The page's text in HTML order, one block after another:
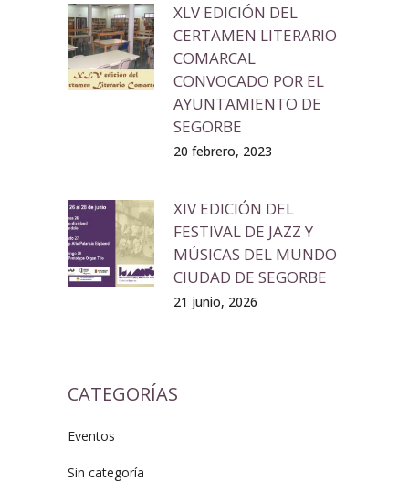
XLV EDICIÓN DEL
CERTAMEN LITERARIO
COMARCAL
CONVOCADO POR EL
AYUNTAMIENTO DE
SEGORBE
20 febrero, 2023
XIV EDICIÓN DEL
FESTIVAL DE JAZZ Y
MÚSICAS DEL MUNDO
CIUDAD DE SEGORBE
21 junio, 2026
CATEGORÍAS
Eventos
Sin categoría